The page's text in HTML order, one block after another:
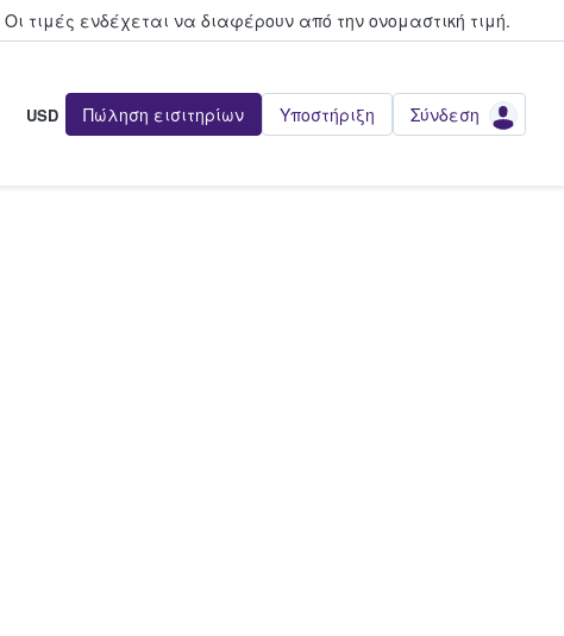
Οι τιμές ενδέχεται να διαφέρουν από την oνομαστική τιμή.
USD Πώληση εισιτηρίων Υποστήριξη Σύνδεση